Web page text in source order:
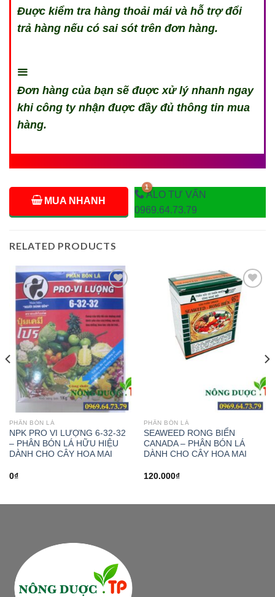
Đuợc kiểm tra hàng thoải mái và hỗ trợ đổi
trả hàng nếu có sai sót trên đơn hàng.
Đơn hàng của bạn sẽ đuợc xử lý nhanh ngay
khi công ty nhận đuợc đầy đủ thông tin mua
hàng.
MUA NHANH
ALO TƯ VẤN
0969.64.73.79
RELATED PRODUCTS
Add to
PHÂN BÓN LÁ
NPK PRO VI LƯỢNG 6-32-32
– PHÂN BÓN LÁ HỮU HIỆU
DÀNH CHO CÂY HOA MAI
0₫
Add to
wishlist
PHÂN BÓN LÁ
SEAWEED RONG BIỂN
CANADA – PHÂN BÓN LÁ
DÀNH CHO CÂY HOA MAI
120.000₫